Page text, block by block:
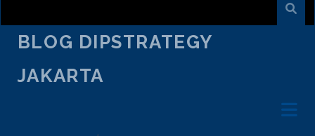
BLOG DIPSTRATEGY
JAKARTA
January 23 / Nilam Guna Syambas
CARA MEMBUAT PROFIL TIKTOK